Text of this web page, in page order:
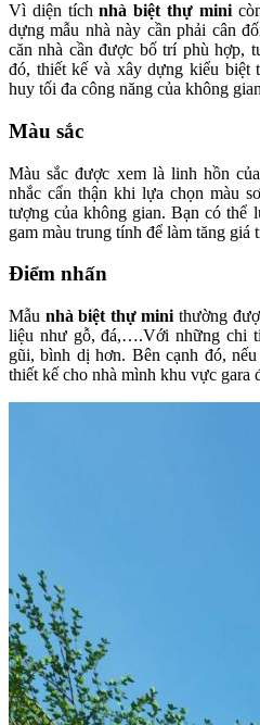
Vì diện tíchnhà biệt thự mini
dựng mẫu nhà này cần phải cân
căn nhà cần được bố trí phù hợp,
đó, thiết kế và xây dựng kiểu biệt
huy tối đa công năng của không
Màu sắc
Màu sắc được xem là linh hồn
nhắc cẩn thận khi lựa chọn màu
tượng của không gian. Bạn có thể
gam màu trung tính để làm tăng
Điểm nhấn
Mẫu nhà biệt thự mini thường
liệu như gỗ, đá,….Với những chi
gũi, bình dị hơn. Bên cạnh đó,
thiết kế cho nhà mình khu vực gara